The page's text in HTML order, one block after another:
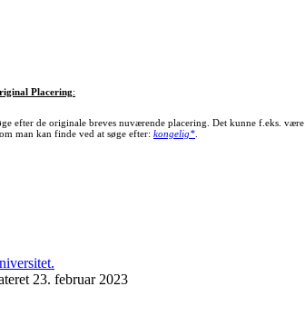
Placering:
efter de originale breves nuværende placering. Det kunne f.eks. være
man kan finde ved at søge efter: kongelig*.
23. februar 2023